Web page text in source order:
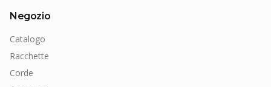
Negozio
Catalogo
Racchette
Corde